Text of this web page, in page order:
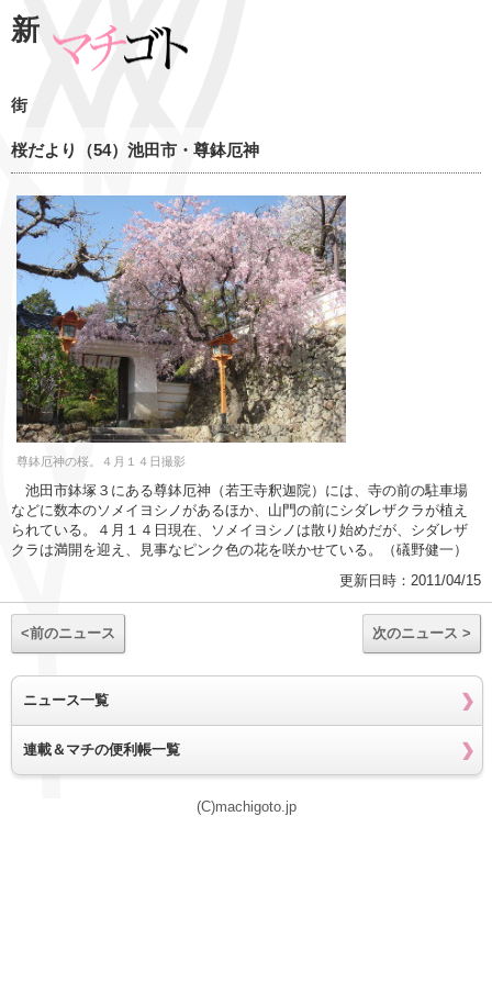
新
街
桜だより（54）池田市・尊鉢厄神
尊鉢厄神の桜。４月１４日撮影
池田市鉢塚３にある尊鉢厄神（若王寺釈迦院）には、寺の前の駐車場
などに数本のソメイヨシノがあるほか、山門の前にシダレザクラが植え
られている。４月１４日現在、ソメイヨシノは散り始めだが、シダレザ
クラは満開を迎え、見事なピンク色の花を咲かせている。（礒野健一）
更新日時：2011/04/15
<前のニュース 次のニュース >
ニュース一覧
連載＆マチの便利帳一覧
(C)machigoto.jp